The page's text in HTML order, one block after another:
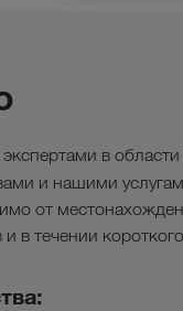
в
и нашими
от
в течении